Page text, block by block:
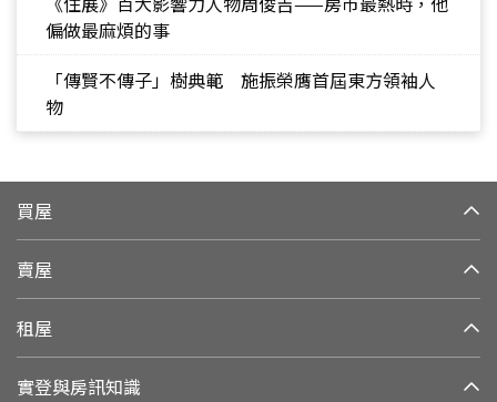
偏做最麻煩的事
「傳賢不傳子」樹典範 施振榮膺首屆東方領袖人
物
買屋
賣屋
租屋
實登與房訊知識